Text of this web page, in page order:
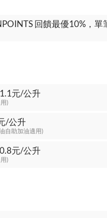
元/公升
)
/公升
自助加油適用)
元/公升
)